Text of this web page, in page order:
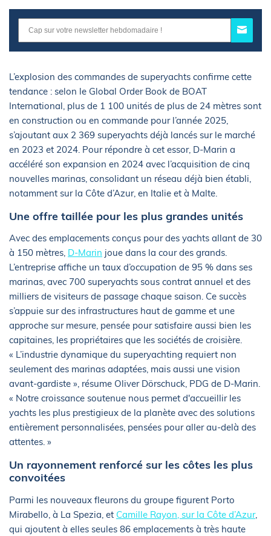
L’explosion des commandes de superyachts confirme cette
tendance : selon le Global Order Book de BOAT
International, plus de 1 100 unités de plus de 24 mètres sont
en construction ou en commande pour l’année 2025,
s’ajoutant aux 2 369 superyachts déjà lancés sur le marché
en 2023 et 2024. Pour répondre à cet essor, D-Marin a
accéléré son expansion en 2024 avec l’acquisition de cinq
nouvelles marinas, consolidant un réseau déjà bien établi,
notamment sur la Côte d’Azur, en Italie et à Malte.
Une offre taillée pour les plus grandes unités
Avec des emplacements conçus pour des yachts allant de 30
à 150 mètres, D-Marin joue dans la cour des grands.
L’entreprise affiche un taux d’occupation de 95 % dans ses
marinas, avec 700 superyachts sous contrat annuel et des
milliers de visiteurs de passage chaque saison. Ce succès
s’appuie sur des infrastructures haut de gamme et une
approche sur mesure, pensée pour satisfaire aussi bien les
capitaines, les propriétaires que les sociétés de croisière.
« L’industrie dynamique du superyachting requiert non
seulement des marinas adaptées, mais aussi une vision
avant-gardiste », résume Oliver Dörschuck, PDG de D-Marin.
« Notre croissance soutenue nous permet d'accueillir les
yachts les plus prestigieux de la planète avec des solutions
entièrement personnalisées, pensées pour aller au-delà des
attentes. »
Un rayonnement renforcé sur les côtes les plus
convoitées
Parmi les nouveaux fleurons du groupe figurent Porto
Mirabello, à La Spezia, et Camille Rayon, sur la Côte d’Azur,
qui ajoutent à elles seules 86 emplacements à très haute